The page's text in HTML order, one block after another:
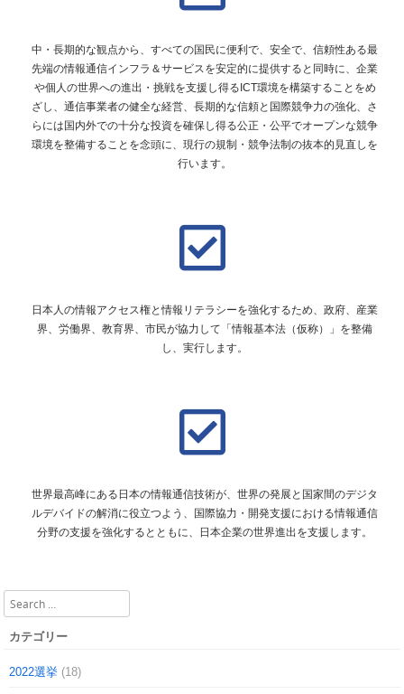
中・長期的な観点から、すべての国民に便利で、安全で、信頼性ある最
先端の情報通信インフラ＆サービスを安定的に提供すると同時に、企業
や個人の世界への進出・挑戦を支援し得るICT環境を構築することをめ
ざし、通信事業者の健全な経営、長期的な信頼と国際競争力の強化、さ
らには国内外での十分な投資を確保し得る公正・公平でオープンな競争
環境を整備することを念頭に、現行の規制・競争法制の抜本的見直しを
行います。
日本人の情報アクセス権と情報リテラシーを強化するため、政府、産業
界、労働界、教育界、市民が協力して「情報基本法（仮称）」を整備
し、実行します。
世界最高峰にある日本の情報通信技術が、世界の発展と国家間のデジタ
ルデバイドの解消に役立つよう、国際協力・開発支援における情報通信
分野の支援を強化するとともに、日本企業の世界進出を支援します。
Search
カテゴリー
2022選挙 (18)